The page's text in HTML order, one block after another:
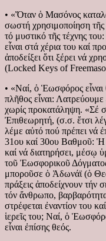
• «Ὅταν ὁ Μασόνος
σωστή χρησιμοποίηση τῆς
τό μυστικό τῆς τέχνης
εἶναι στά χέρια του καί
ἀποδείξει ὅτι ξέρει νά
(Locked Keys of
• «Ναί, ὁ Ἑωσφόρος
πλῆθος εἶναι: Λατρεύουμε
χωρίς προκατάληψη. «Σέ
Ἐπιθεωρητή, (σ.σ. ἔτσι
λέμε αὐτό πού πρέπει νά
31ου καί 30ου Βαθμοῦ: Ἡ
καί νά διατηρήσει, μέσῳ
τοῦ Ἐωσφορικοῦ
μποροῦσε ὁ Ἀδωνάϊ (ὁ
πράξεις ἀποδείχνουν τήν
τόν ἄνθρωπο,
στρέφεται ἐναντίον του
ἱερεῖς του; Ναί, ὁ
εἶναι ἐπίσης θεός.